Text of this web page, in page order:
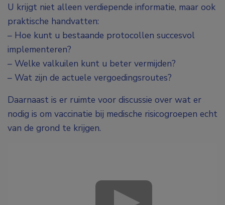
U krijgt niet alleen verdiepende informatie, maar ook
praktische handvatten:
– Hoe kunt u bestaande protocollen succesvol
implementeren?
– Welke valkuilen kunt u beter vermijden?
– Wat zijn de actuele vergoedingsroutes?
Daarnaast is er ruimte voor discussie over wat er
nodig is om vaccinatie bij medische risicogroepen echt
van de grond te krijgen.